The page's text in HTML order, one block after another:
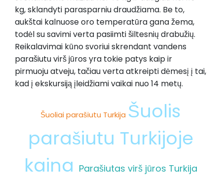
kg, sklandyti parasparniu draudžiama. Be to,
aukštai kalnuose oro temperatūra gana žema,
todėl su savimi verta pasiimti šiltesnių drabužių.
Reikalavimai kūno svoriui skrendant vandens
parašiutu virš jūros yra tokie patys kaip ir
pirmuoju atveju, tačiau verta atkreipti dėmesį į tai,
kad į ekskursiją įleidžiami vaikai nuo 14 metų.
Šuoliai parašiutu Turkija Šuolis
parašiutu Turkijoje
kaina Parašiutas virš jūros Turkija